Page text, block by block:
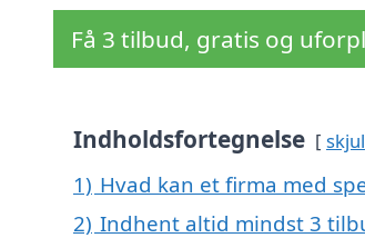
Få 3 tilbud, gratis og
Indholdsfortegnelse skjul
1) Hvad kan et firma med
2) Indhent altid mindst 3